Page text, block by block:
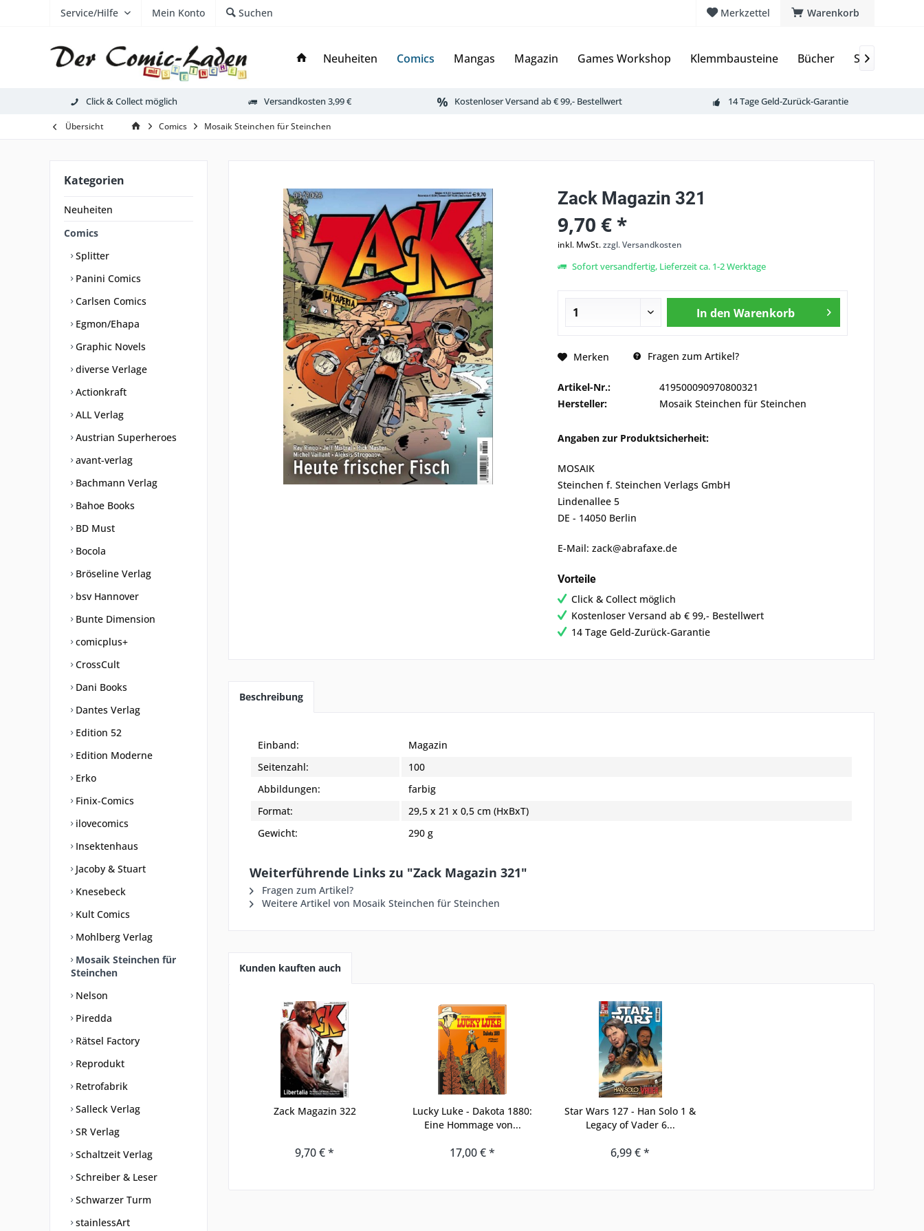
Warenkorb
Merkzettel
Service/Hilfe Mein Konto Suchen
Neuheiten Comics Mangas Magazin Games Workshop Klemmbausteine Bücher 
Click & Collect möglich Versandkosten 3,99 € Kostenloser Versand ab € 99,- Bestellwert 14 Tage Geld-Zurück-Garantie
Übersicht Comics Mosaik Steinchen für Steinchen
Kategorien
Neuheiten
Comics
Splitter
Panini Comics
Carlsen Comics
Egmon/Ehapa
Graphic Novels
diverse Verlage
Actionkraft
ALL Verlag
Austrian Superheroes
avant-verlag
Bachmann Verlag
Bahoe Books
BD Must
Bocola
Bröseline Verlag
bsv Hannover
Bunte Dimension
comicplus+
CrossCult
Dani Books
Dantes Verlag
Edition 52
Edition Moderne
Erko
Finix-Comics
ilovecomics
Insektenhaus
Jacoby & Stuart
Knesebeck
Kult Comics
Mohlberg Verlag
Mosaik Steinchen für
Steinchen
Nelson
Piredda
Rätsel Factory
Reprodukt
Retrofabrik
Salleck Verlag
SR Verlag
Schaltzeit Verlag
Schreiber & Leser
Schwarzer Turm
stainlessArt
Zack Magazin 321
9,70 € *
inkl. MwSt.zzgl. Versandkosten
Sofort versandfertig, Lieferzeit ca. 1-2 Werktage
In den Warenkorb
Merken Fragen zum Artikel?
Artikel-Nr.:
419500090970800321
Hersteller:
Mosaik Steinchen für Steinchen
Angaben zur Produktsicherheit:
MOSAIK
Steinchen f. Steinchen Verlags GmbH
Lindenallee 5
DE - 14050 Berlin
E-Mail: zack@abrafaxe.de
Vorteile
Click & Collect möglich
Kostenloser Versand ab € 99,- Bestellwert
14 Tage Geld-Zurück-Garantie
Beschreibung
Einband:
Magazin
Seitenzahl:
100
Abbildungen:
farbig
Format:
29,5 x 21 x 0,5 cm (HxBxT)
Gewicht:
290 g
Weiterführende Links zu "Zack Magazin 321"
Fragen zum Artikel?
Weitere Artikel von Mosaik Steinchen für Steinchen
Kunden kauften auch
Zack Magazin 322
9,70 € *
Lucky Luke - Dakota 1880:
Eine Hommage von...
17,00 € *
Star Wars 127 - Han Solo 1 &
Legacy of Vader 6...
6,99 € *